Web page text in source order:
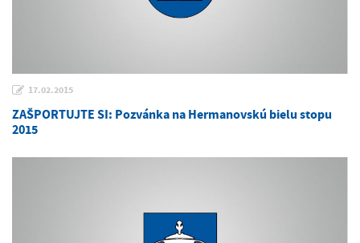
17.02.2015
ZAŠPORTUJTE SI: Pozvánka na Hermanovskú bielu stopu
2015